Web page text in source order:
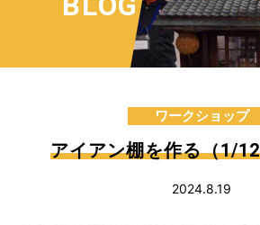
ワークショップ
アイアン棚を作る（1/
2024.8.19